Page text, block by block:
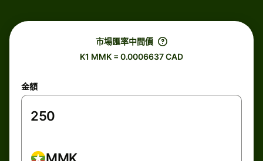
市場匯率中間價
K1 MMK = 0.0006637 CAD
金額
MMK